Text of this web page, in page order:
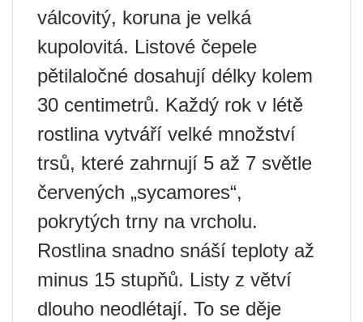
válcovitý, koruna je velká
kupolovitá. Listové čepele
pětilaločné dosahují délky kolem
30 centimetrů. Každý rok v létě
rostlina vytváří velké množství
trsů, které zahrnují 5 až 7 světle
červených „sycamores“,
pokrytých trny na vrcholu.
Rostlina snadno snáší teploty až
minus 15 stupňů. Listy z větví
dlouho neodlétají. To se děje